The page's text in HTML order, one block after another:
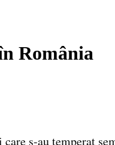
România
s-au temperat